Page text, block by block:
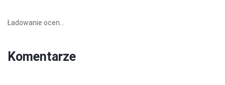
Ładowanie ocen...
Komentarze